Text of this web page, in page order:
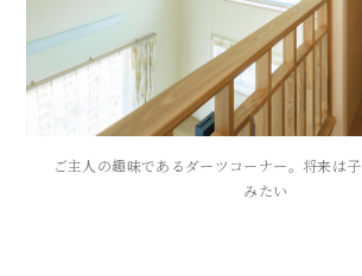
ご主人の趣味であるダーツコーナー。将来は
みたい